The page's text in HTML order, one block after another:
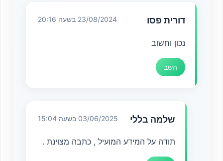
דורית פסו 23/08/2024 בשעה 20:16
נכון וחשוב
השב
שלמה בללי 03/06/2025 בשעה 15:04
תודה על המידע המועיל , כתבה מצוינת .